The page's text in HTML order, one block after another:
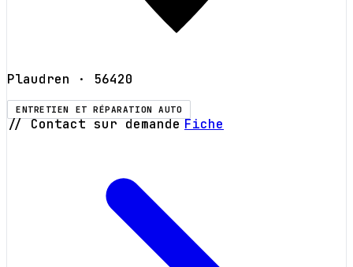
Plaudren · 56420
ENTRETIEN ET RÉPARATION AUTO
// Contact sur demande Fiche